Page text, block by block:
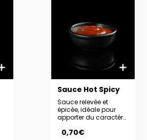
Sauce Hot Spicy
Sauce relevée et
épicée, idéale pour
apporter du caractère
0,70€